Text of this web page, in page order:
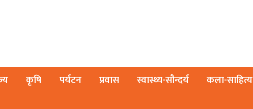
कृषि पर्यटन प्रवास स्वास्थ्य-सौन्दर्य कला-साहित्य